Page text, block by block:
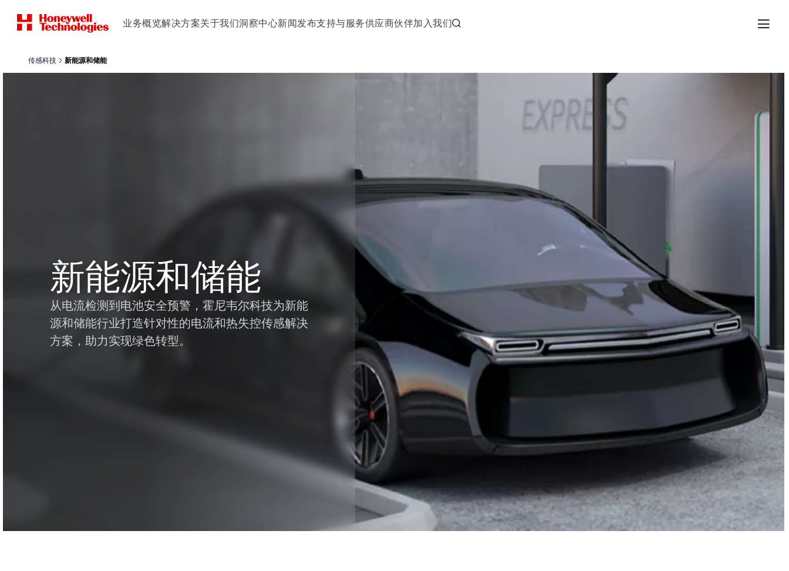
业务概览解决方案关于我们洞察中心新闻发布支持与服务供应商伙伴加入我们
传感科技 新能源和储能
新能源和储能
从电流检测到电池安全预警，霍尼韦尔科技为新能
源和储能行业打造针对性的电流和热失控传感解决
方案，助力实现绿色转型。